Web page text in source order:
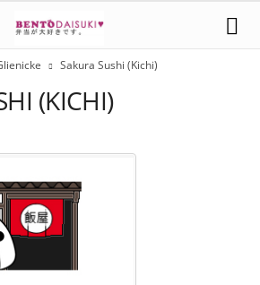
Sakura Sushi (Kichi)
(KICHI)